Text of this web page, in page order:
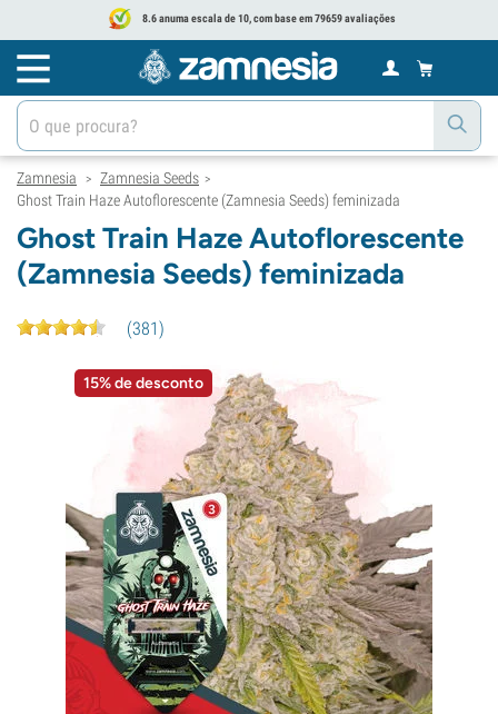
8.6 anuma escala de 10, com base em 79659 avaliações
Zamnesia > Zamnesia Seeds >
Ghost Train Haze Autoflorescente (Zamnesia Seeds) feminizada
Ghost Train Haze Autoflorescente
(Zamnesia Seeds) feminizada
(381)
15% de desconto